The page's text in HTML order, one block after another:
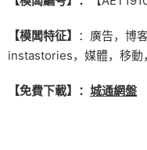
【模闆特征】
：廣告，博
instastories，媒體，移動
【免費下載】： 城通網盤